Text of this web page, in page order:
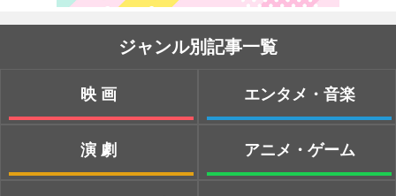
ジャンル別記事一覧
映画
演劇
エンタメ・音楽
アニメ・ゲーム